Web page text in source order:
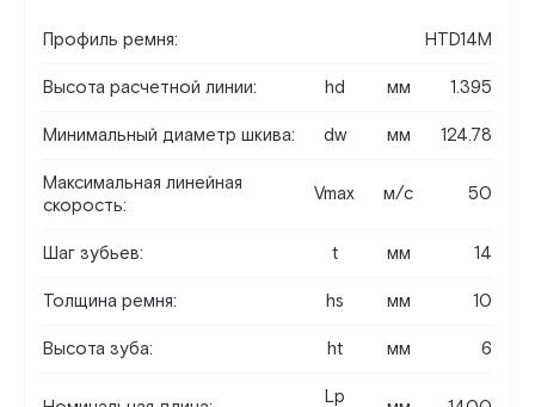
Профиль ремня: HTD14M
Высота расчетной линии: hd мм 1.395
Минимальный диаметр шкива: dw мм 124.78
Максимальная линейная
скорость:
Vmax м/c 50
Шаг зубьев: t мм 14
Толщина ремня: hs мм 10
Высота зуба: ht мм 6
Lp